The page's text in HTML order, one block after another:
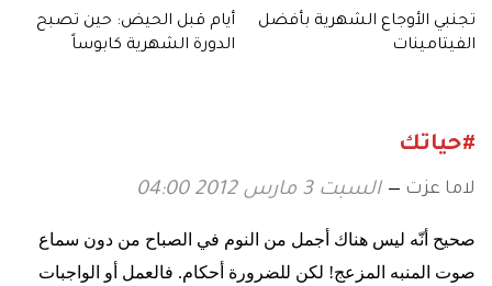
تجنبي الأوجاع الشهرية بأفضل
الفيتامينات
أيام قبل الحيض: حين تصبح
الدورة الشهرية كابوساً
#حياتك
لاما عزت السبت 3 مارس 2012 04:00
صحيح أنّه ليس هناك أجمل من النوم في الصباح من دون سماع
صوت المنبه المزعج! لكن للضرورة أحكام. فالعمل أو الواجبات